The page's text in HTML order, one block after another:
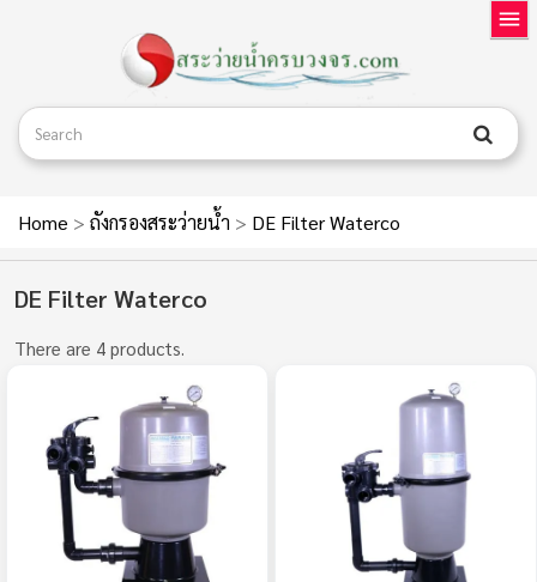
Home > ถังกรองสระว่ายน้ำ > DE Filter Waterco
DE Filter Waterco
There are 4 products.